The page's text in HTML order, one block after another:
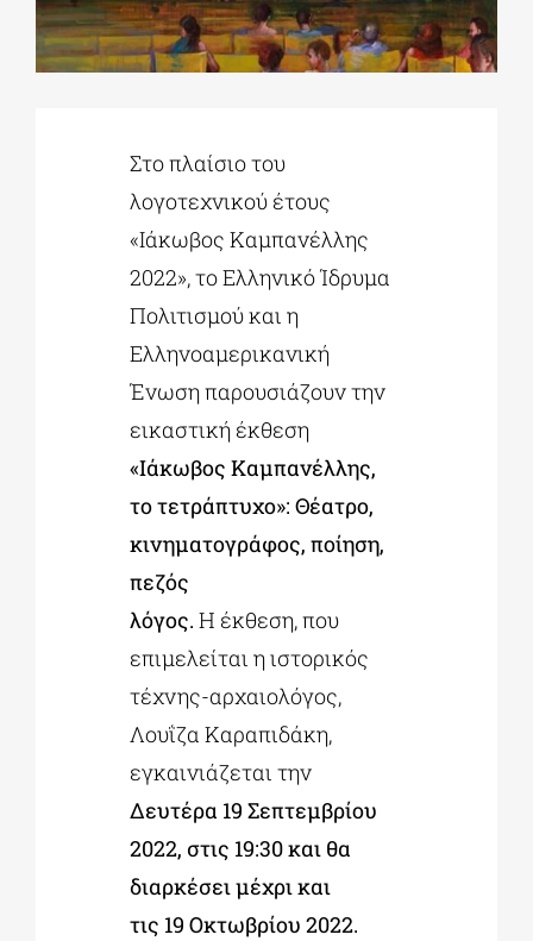
ΔΙΔΑΚΤΟΡΙΚΑ
ΠΟΛΙΤΙΣΤΙΚΟΙ ΦΟΡΕΙΣ
Στο πλαίσιο του
λογοτεχνικού έτους
«Ιάκωβος Καμπανέλλης
2022», το Ελληνικό Ίδρυμα
Πολιτισμού και η
Ελληνοαμερικανική
Ένωση παρουσιάζουν την
εικαστική έκθεση
«Ιάκωβος Καμπανέλλης,
το τετράπτυχο»: Θέατρο,
κινηματογράφος, ποίηση,
πεζός
λόγος. Η έκθεση, που
επιμελείται η ιστορικός
τέχνης-αρχαιολόγος,
Λουΐζα Καραπιδάκη,
εγκαινιάζεται την
Δευτέρα 19 Σεπτεμβρίου
2022, στις 19:30 και θα
διαρκέσει μέχρι και
τις 19 Οκτωβρίου 2022.